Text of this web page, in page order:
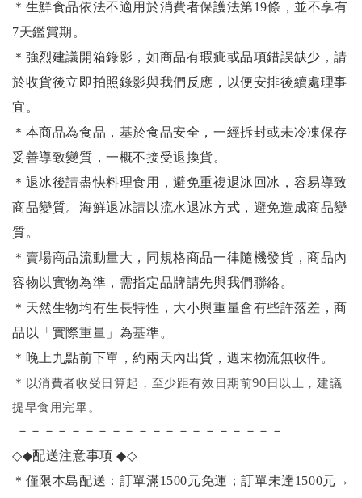
＊生鮮食品依法不適用於消費者保護法第19條，並不享有
7天鑑賞期。
＊強烈建議開箱錄影，如商品有瑕疵或品項錯誤缺少，請
於收貨後立即拍照錄影與我們反應，以便安排後續處理事
宜。
＊本商品為食品，基於食品安全，一經拆封或未冷凍保存
妥善導致變質，一概不接受退換貨。
＊退冰後請盡快料理食用，避免重複退冰回冰，容易導致
商品變質。海鮮退冰請以流水退冰方式，避免造成商品變
質。
＊賣場商品流動量大，同規格商品一律隨機發貨，商品內
容物以實物為準，需指定品牌請先與我們聯絡。
＊天然生物均有生長特性，大小與重量會有些許落差，商
品以「實際重量」為基準。
＊晚上九點前下單，約兩天內出貨，週末物流無收件。
＊ 以消費者收受日算起，至少距有效日期前90日以上，建議
提早食用完畢。
－－－－－－－－－－－－－－－－－－－－
◇◆配送注意事項◆◇
＊僅限本島配送：訂單滿1500元免運；訂單未達1500元 →